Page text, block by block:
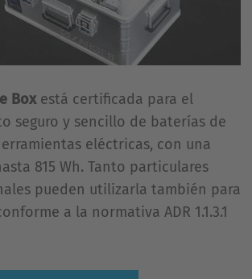
Boxestá certificada para el
seguro y sencillo de baterías de
eléctricas, con una
815 Wh. Tanto particulares
pueden utilizarla también para
a la normativa ADR 1.1.3.1